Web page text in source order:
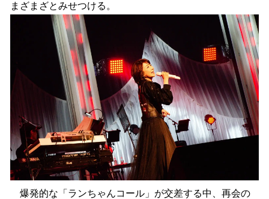
まざまざとみせつける。
爆発的な「ランちゃんコール」が交差する中、再会の